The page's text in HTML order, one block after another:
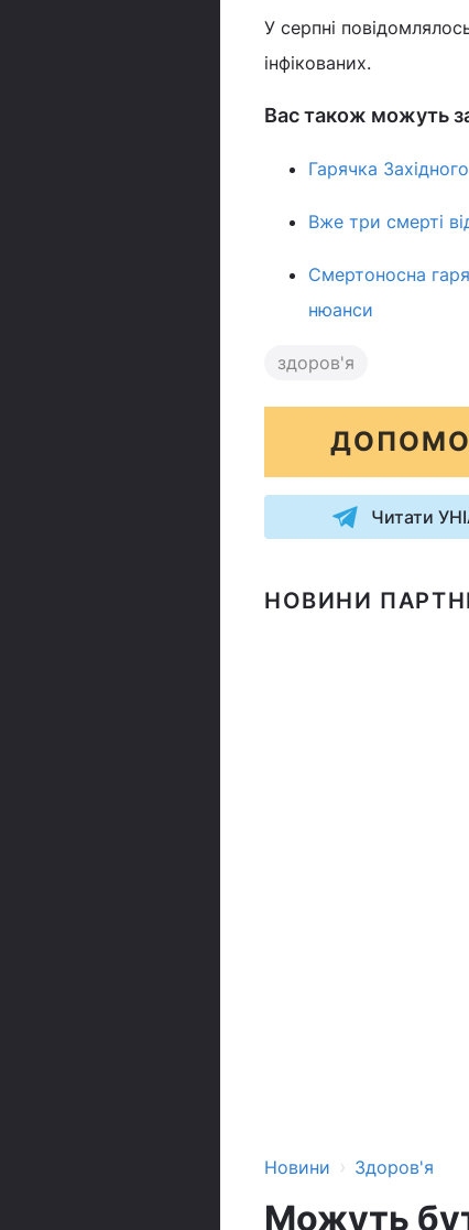
У серпні
інфікованих.
Вас також можуть
Гарячка
Вже три смерті
Смертоносна
нюанси
здоров'я
Читати
НОВИНИ
Новини › Здоров'я
Можуть